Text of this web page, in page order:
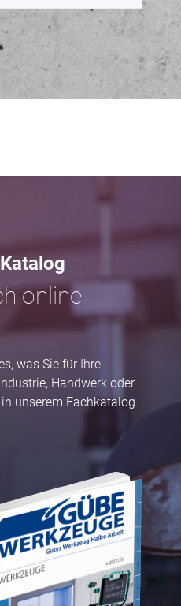
online
was Sie für Ihre
Handwerk oder
unserem Fachkatalog.